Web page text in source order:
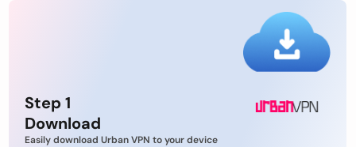
Step 1
Download
Easily download Urban VPN to your device